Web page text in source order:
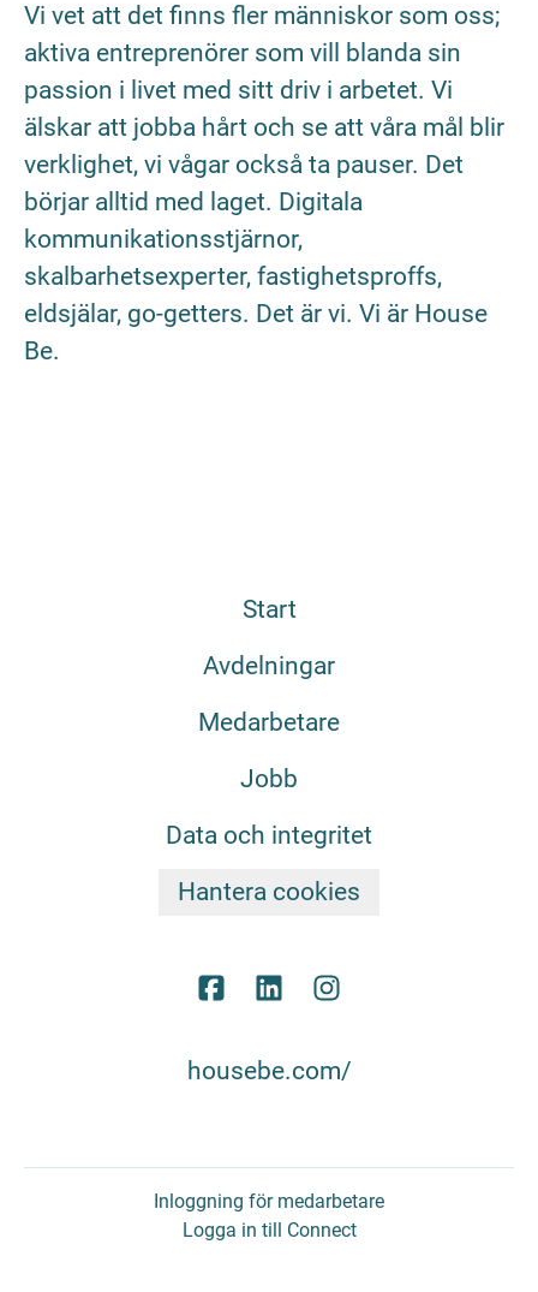
Vi vet att det finns fler människor som oss;
aktiva entreprenörer som vill blanda sin
passion i livet med sitt driv i arbetet. Vi
älskar att jobba hårt och se att våra mål blir
verklighet, vi vågar också ta pauser. Det
börjar alltid med laget. Digitala
kommunikationsstjärnor,
skalbarhetsexperter, fastighetsproffs,
eldsjälar, go-getters. Det är vi. Vi är House
Be.
Start
Avdelningar
Medarbetare
Jobb
Data och integritet
Hantera cookies
housebe.com/
Inloggning för medarbetare
Logga in till Connect